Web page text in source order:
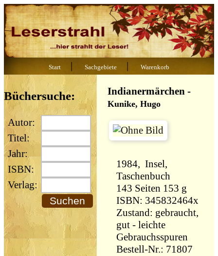
Start | Sachgebiete | Warenkorb
Büchersuche:
Autor:
Titel:
Jahr:
ISBN:
Verlag:
Indianermärchen -
Kunike, Hugo
1984, Insel,
Taschenbuch
143 Seiten 153 g
ISBN: 345832464x
Zustand: gebraucht,
gut - leichte
Gebrauchsspuren
Bestell-Nr.: 71807